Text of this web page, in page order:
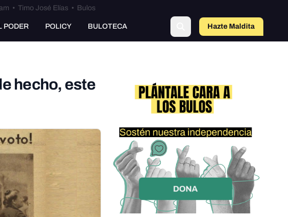
• Timo José Elías • Bulos
PODER POLICY BULOTECA Hazte Maldito
hecho, este